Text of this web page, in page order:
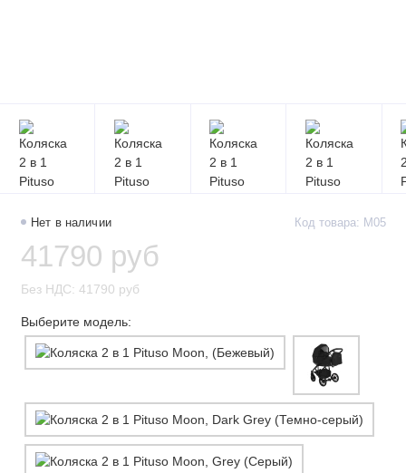
Нет в наличии Код товара: M05
41790 руб
Без НДС: 41790 руб
Выберите модель: